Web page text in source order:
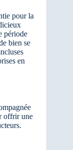
pour la
période
bien se
en
offrir une